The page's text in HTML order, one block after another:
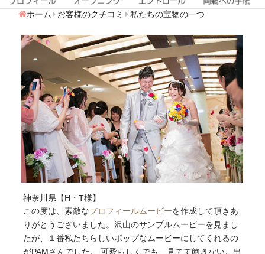
ホーム お客様のクチコミ 私たちの宝物の一つ
神奈川県【H・T様】
この度は、素敵なプロフィールムービーを作成して頂きあ
りがとうございました。沢山のサンプルムービーを見まし
たが、１番私たちらしいポップなムービーにしてくれるの
がPAMさんでした。 可愛らしくでも、見てて飽きない。出